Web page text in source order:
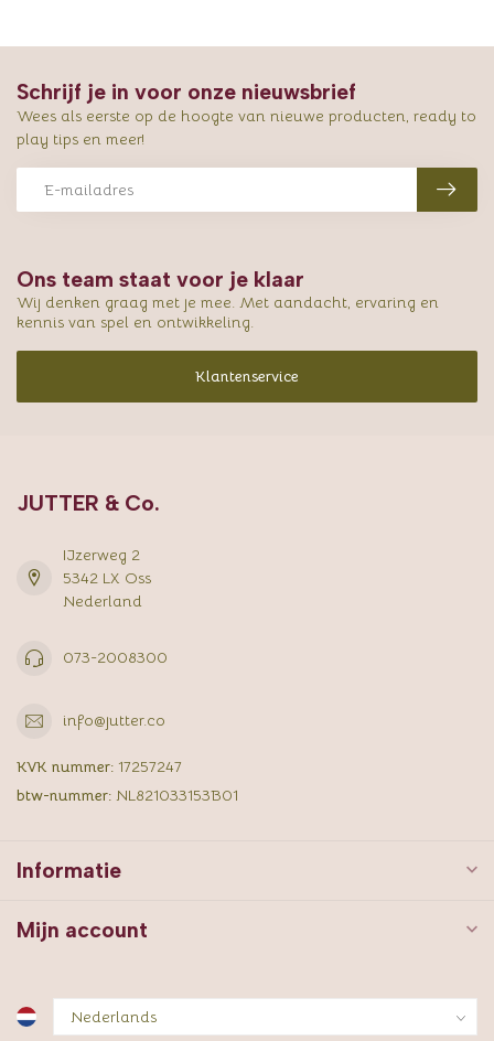
Ons team staat voor je klaar
Wij denken graag met je mee. Met aandacht, ervaring en
kennis van spel en ontwikkeling.
Klantenservice
Schrijf je in voor onze nieuwsbrief
Wees als eerste op de hoogte van nieuwe producten, ready to
play tips en meer!
JUTTER & Co.
IJzerweg 2
5342 LX Oss
Nederland
073-2008300
info@jutter.co
KVK nummer: 17257247
btw-nummer: NL821033153B01
Informatie
Mijn account